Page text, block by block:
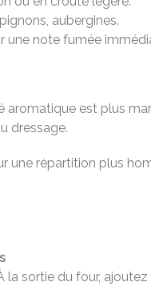
aubergines.
une note fumée
est plus
dressage.
répartition plus
sortie du four,